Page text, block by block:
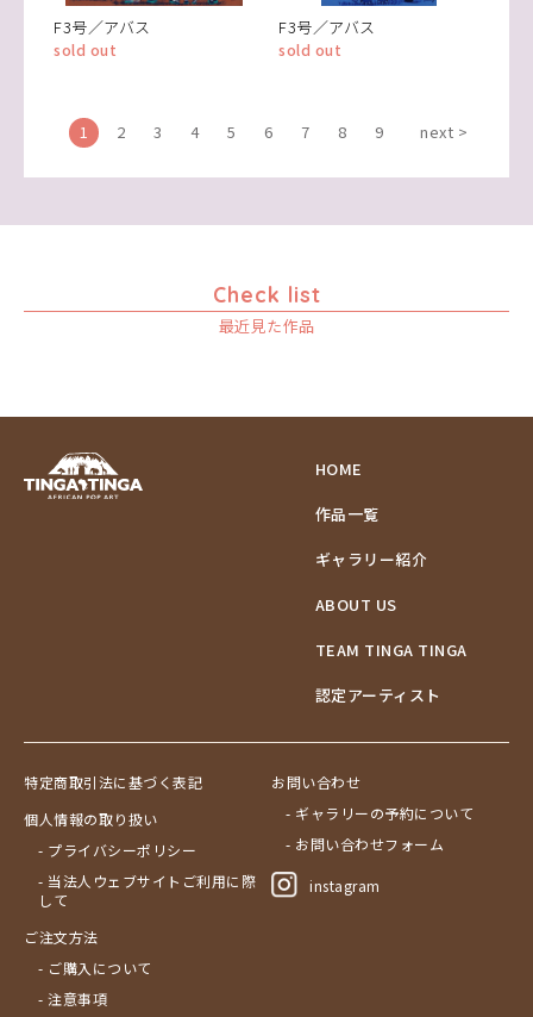
F3号／アバス
sold out
F3号／アバス
sold out
1 2 3 4 5 6 7 8 9 next >
Check list
最近見た作品
HOME
作品一覧
ギャラリー紹介
ABOUT US
TEAM TINGA TINGA
認定アーティスト
特定商取引法に基づく表記
個人情報の取り扱い
- プライバシーポリシー
- 当法人ウェブサイトご利用に際
して
ご注文方法
- ご購入について
- 注意事項
お問い合わせ
- ギャラリーの予約について
- お問い合わせフォーム
instagram